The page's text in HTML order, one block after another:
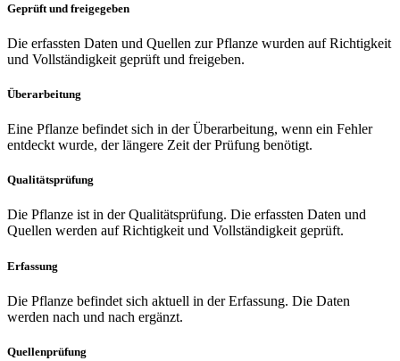
Geprüft und freigegeben
Die erfassten Daten und Quellen zur Pflanze wurden auf Richtigkeit
und Vollständigkeit geprüft und freigeben.
Überarbeitung
Eine Pflanze befindet sich in der Überarbeitung, wenn ein Fehler
entdeckt wurde, der längere Zeit der Prüfung benötigt.
Qualitätsprüfung
Die Pflanze ist in der Qualitätsprüfung. Die erfassten Daten und
Quellen werden auf Richtigkeit und Vollständigkeit geprüft.
Erfassung
Die Pflanze befindet sich aktuell in der Erfassung. Die Daten
werden nach und nach ergänzt.
Quellenprüfung